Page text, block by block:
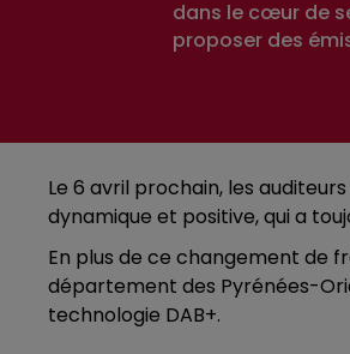
dans le cœur de
proposer des
Le 6 avril prochain, les
dynamique et positive, qui a
En plus de ce changement de
département des Pyrénées-
technologie DAB+.